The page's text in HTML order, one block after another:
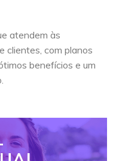
atendem às
clientes, com planos
benefícios e um